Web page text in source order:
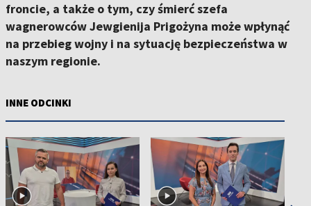
froncie, a także o tym, czy śmierć szefa
wagnerowców Jewgienija Prigożyna może wpłynąć
na przebieg wojny i na sytuację bezpieczeństwa w
naszym regionie.
INNE ODCINKI